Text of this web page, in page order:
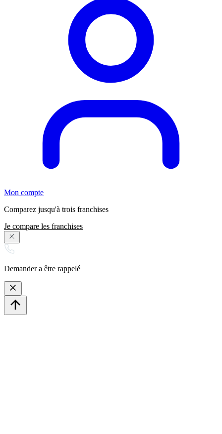
Mon compte
Comparez jusqu'à trois franchises
Je compare les franchises
Demander a être rappelé